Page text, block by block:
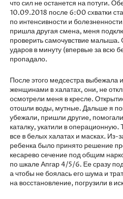
что сил не останется на потуги.
10.09.2018 после 6:00 схватки
по интенсивности и
пришла другая смена, меня
проверить самочувствие малыша.
ударов в минуту (впервые за всю
пропадало.
После этого медсестра выбежала
женщинами в халатах, они, не
осмотрели меня в кресле.
отошли воды, мутные. Дальше я
убежали, пришли другие,
каталку, укатили в операционную.
все в белых халатах и масках. Из-
ребенка было принято решение
кесарево сечение под общим
по шкале Апгар 4/5/6. Ее сразу
а чтобы не боялась его шума и
на восстановление, погрузили в